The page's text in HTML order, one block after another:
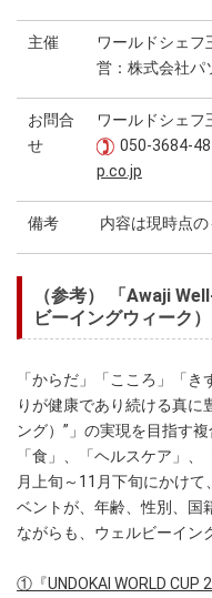
主催
ワールドシェフ
営：株式会社パ
お問合
せ
ワールドシェフ
050-3684-
p.co.jp
備考 内容は現時点
（参考） 「Awaji
ビーイングウィーク
「からだ」「こころ」「
りが健康であり続ける真に
ング）”」の実現を目指す
「食」、「ヘルスケア」
月上旬～11月下旬にかけ
ベントが、年齢、性別、国
ながらも、ウェルビーイン
①『UNDOKAI WORLD CUP